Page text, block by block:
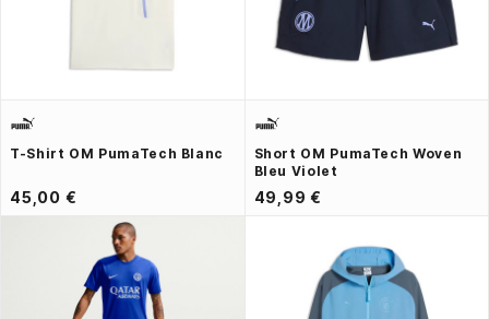
T-Shirt OM PumaTech Blanc
45,00 €
Short OM PumaTech Woven
Bleu Violet
49,99 €